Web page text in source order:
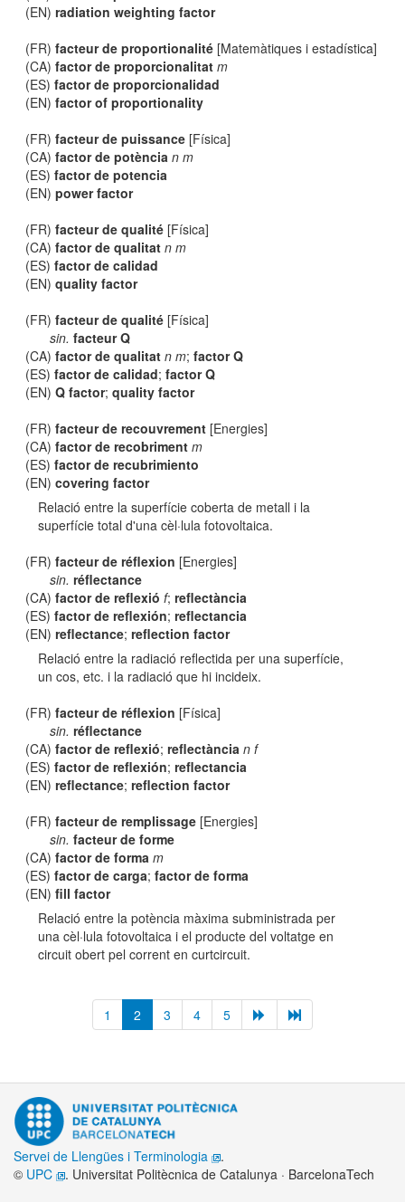
(EN)radiation weighting factor
(FR)facteur de proportionalité [Matemàtiques i estadística]
(CA)factor de proporcionalitat m
(ES)factor de proporcionalidad
(EN)factor of proportionality
(FR)facteur de puissance [Física]
(CA)factor de potència n m
(ES)factor de potencia
(EN)power factor
(FR)facteur de qualité [Física]
(CA)factor de qualitat n m
(ES)factor de calidad
(EN)quality factor
(FR)facteur de qualité [Física]
sin. facteur Q
(CA)factor de qualitat n m;factor Q
(ES)factor de calidad;factor Q
(EN)Q factor;quality factor
(FR)facteur de recouvrement [Energies]
(CA)factor de recobriment m
(ES)factor de recubrimiento
(EN)covering factor
Relació entre la superfície coberta de metall i la
superfície total d'una cèl·lula fotovoltaica.
(FR)facteur de réflexion [Energies]
sin. réflectance
(CA)factor de reflexió f;reflectància
(ES)factor de reflexión;reflectancia
(EN)reflectance;reflection factor
Relació entre la radiació reflectida per una superfície,
un cos, etc. i la radiació que hi incideix.
(FR)facteur de réflexion [Física]
sin. réflectance
(CA)factor de reflexió;reflectància n f
(ES)factor de reflexión;reflectancia
(EN)reflectance;reflection factor
(FR)facteur de remplissage [Energies]
sin. facteur de forme
(CA)factor de forma m
(ES)factor de carga;factor de forma
(EN)fill factor
Relació entre la potència màxima subministrada per
una cèl·lula fotovoltaica i el producte del voltatge en
circuit obert pel corrent en curtcircuit.
1 2 3 4 5
Servei de Llengües i Terminologia
.
© UPC . Universitat Politècnica de Catalunya · BarcelonaTech